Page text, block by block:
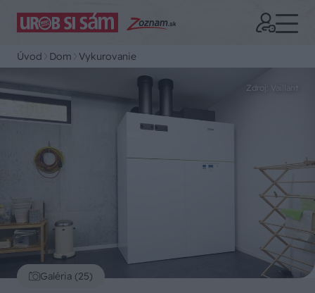
Úvod Dom Vykurovanie
Galéria (25)
Zdroj: Vaillant